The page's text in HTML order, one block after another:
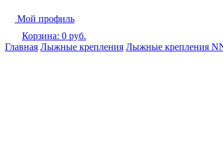
Мой профиль
Корзина: 0 руб.
Главная Лыжные крепления Лыжные крепления